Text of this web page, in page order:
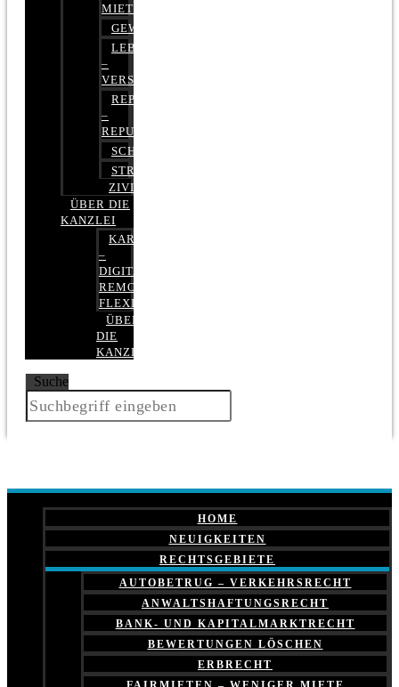
MIETE
GEWERBERECHT
LEBENSVERSICHERUNG
–
VERSICHERUNGSRECHT
REPUTATIONSRECHT
–
REPUTATIONSMANAGEMENT
SCHUFARECHT
STRAFRECHT
ZIVILRECHT
ÜBER DIE
KANZLEI
KARRIERE
–
DIGITAL,
REMOTE,
FLEXIBEL
ÜBER
DIE
KANZLEI
Suche
HOME
NEUIGKEITEN
RECHTSGEBIETE
AUTOBETRUG – VERKEHRSRECHT
ANWALTSHAFTUNGSRECHT
BANK- UND KAPITALMARKTRECHT
BEWERTUNGEN LÖSCHEN
ERBRECHT